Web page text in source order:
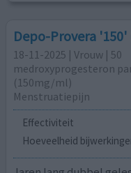
Depo-Provera
18-11-2025 | Vrouw | 50
medroxyprogesteron
(150mg/ml)
Menstruatiepijn
Effectiviteit
Hoeveelheid